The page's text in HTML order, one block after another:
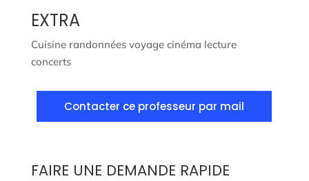
EXTRA
Cuisine randonnées voyage cinéma lecture
concerts
Contacter ce professeur par mail
FAIRE UNE DEMANDE RAPIDE